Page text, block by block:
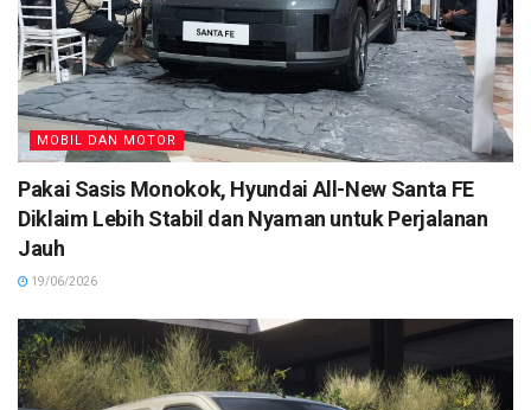
MOBIL DAN MOTOR
Pakai Sasis Monokok, Hyundai All-New Santa FE
Diklaim Lebih Stabil dan Nyaman untuk Perjalanan
Jauh
19/06/2026